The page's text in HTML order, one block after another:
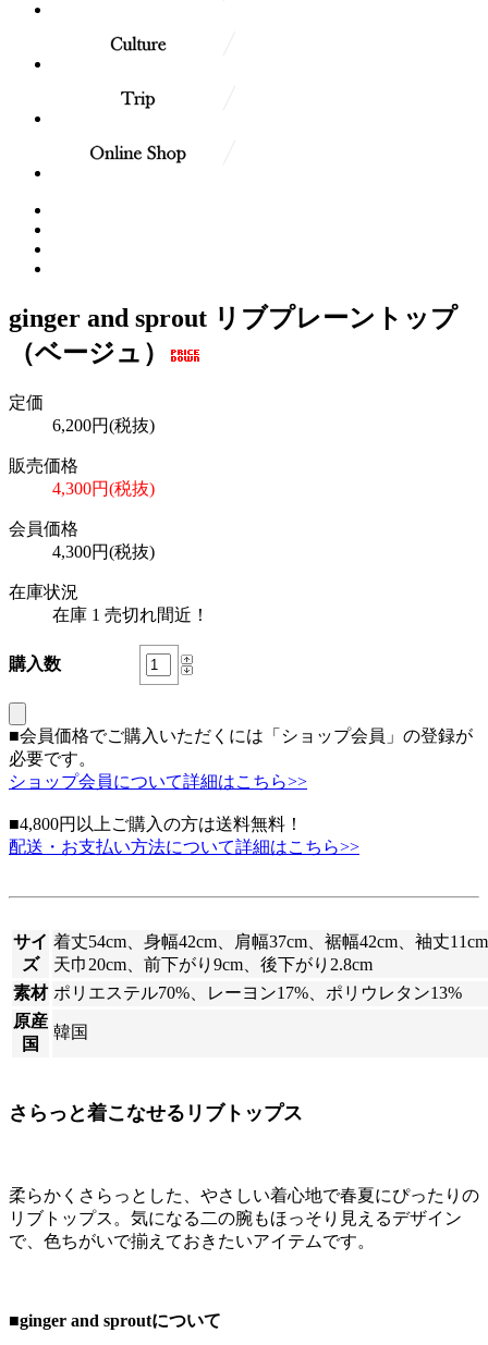
ginger and sprout リブプレーントップ
（ベージュ）
定価
6,200円(税抜)
販売価格
4,300円(税抜)
会員価格
4,300円(税抜)
在庫状況
在庫 1 売切れ間近！
購入数
■会員価格でご購入いただくには「ショップ会員」の登録が
必要です。
ショップ会員について詳細はこちら>>
■4,800円以上ご購入の方は送料無料！
配送・お支払い方法について詳細はこちら>>
サイ
ズ
着丈54cm、身幅42cm、肩幅37cm、裾幅42cm、袖丈
天巾20cm、前下がり9cm、後下がり2.8cm
素材 ポリエステル70%、レーヨン17%、ポリウレタン13%
原産
国
韓国
さらっと着こなせるリブトップス
柔らかくさらっとした、やさしい着心地で春夏にぴったりの
リブトップス。気になる二の腕もほっそり見えるデザイン
で、色ちがいで揃えておきたいアイテムです。
■ginger and sproutについて